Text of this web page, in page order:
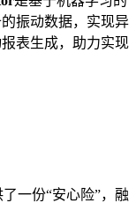
振动数据，实现异
表生成，助力实现
一份“安心险”，融